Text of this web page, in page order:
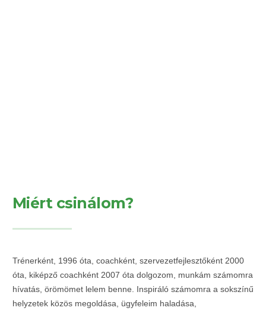
Miért csinálom?
Trénerként, 1996 óta, coachként, szervezetfejlesztőként 2000
óta, kiképző coachként 2007 óta dolgozom, munkám számomra
hívatás, örömömet lelem benne. Inspiráló számomra a sokszínű
helyzetek közös megoldása, ügyfeleim haladása,